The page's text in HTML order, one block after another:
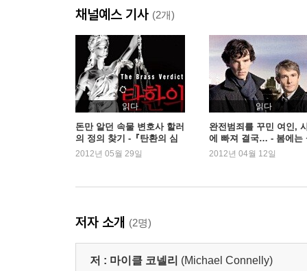
15 공모자
16 또 다른 피해자
17 유혹
18 볼티모어 경찰국
19 속임수
20 시인
21 콴티코 기지
22 프로파일링
23 환상적인 기사
27 증거 수집
28 계획
29 시인의 메시지
채널예스 기사 (2개)
읽다
돈만 알던 속물 변호사 할러
의 정의 찾기 -『탄환의 심
판』
2012년 05월 29일
읽다
완전범죄를 꾸민 여인,
에 빠져 결국… - 봄에는
록을!
2012년 04월 12일
저자 소개 (2명)
저 : 마이클 코넬리 (Michael Connelly)